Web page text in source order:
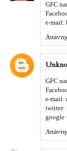
GFC
e-mail:
GFC
e-mail:
twitter: